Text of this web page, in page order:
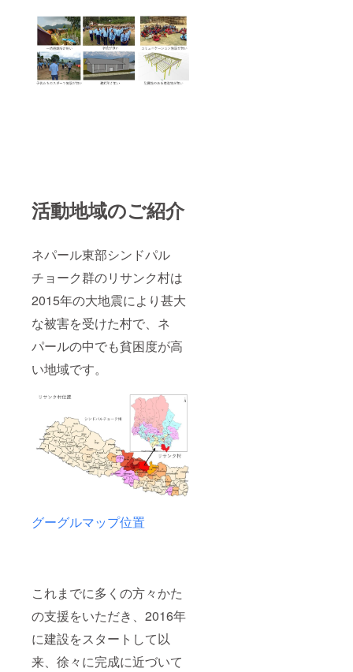
活動地域のご紹介
ネパール東部シンドパル
チョーク群のリサンク村は
2015年の大地震により甚大
な被害を受けた村で、ネ
パールの中でも貧困度が高
い地域です。
グーグルマップ位置
これまでに多くの方々かた
の支援をいただき、2016年
に建設をスタートして以
来、徐々に完成に近づいて